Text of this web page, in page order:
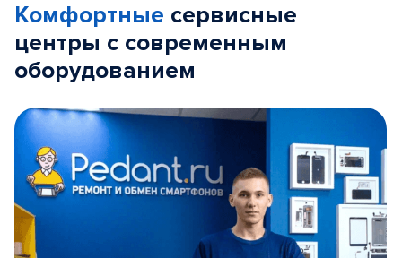
Комфортные сервисные
центры с современным
оборудованием